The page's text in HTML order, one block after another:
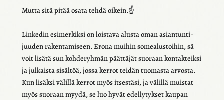
Mutta sitä pitää osata tehdä oikein.☝️
Linke­din esimer­kiksi on lois­tava alusta oman asian­tun­ti­
juu­den raken­ta­mi­seen. Erona muihin somea­lus­toi­hin, sä
voit lisätä sun kohde­ryh­män päät­tä­jät suoraan kontak­teiksi
ja julkaista sisäl­töä, jossa kerrot teidän tuomasta arvosta.
Kun lisäksi välillä kerrot myös itses­täsi, ja välillä muis­tat
myös suoraan myydä, se luo hyvät edel­ly­tyk­set kaupan